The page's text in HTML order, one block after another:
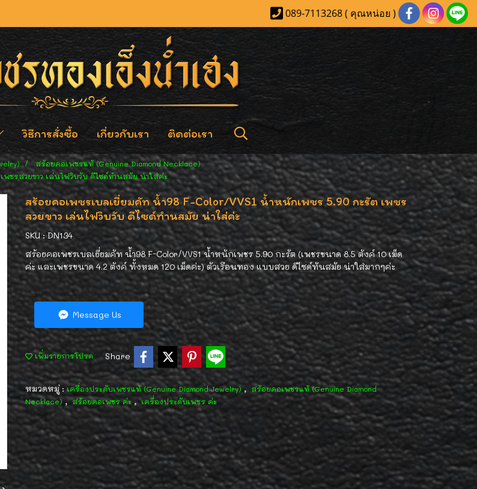
089-7113268 ( คุณหน่อย )
วิธีการสั่งซื้อ เกี่ยวกับเรา ติดต่อเรา
สร้อยคอเพชรแท้ (Genuine Diamond Necklace)
พชรสวยขาว เล่นไฟวิบวับ ดีไซด์ทำนสมัย น่าใส่ค่ะ
สร้อยคอเพชรเบลเยี่ยมคัท น้ำ98 F-Color/VVS1 น้ำหนักเพชร 5.90 กะรัต เพชร
สวยขาว เล่นไฟวิบวับ ดีไซด์ทำนสมัย น่าใส่ค่ะ
SKU : DN134
สร้อยคอเพชรเบลเยี่ยมคัท น้ำ98 F-Color/VVS1 น้ำหนักเพชร 5.90 กะรัต (เพชรขนาด 8.5 ตังค์ 10 เม็ด
ค่ะ และเพชรขนาด 4.2 ตังค์ ทั้งหมด 120 เม็ดค่ะ) ตัวเรือนทอง แบบสวย ดีไซด์ทันสมัย น่าใส่มากๆค่ะ
Message Us
เพิ่มรายการโปรด Share
หมวดหมู่ : เครื่องประดับเพชรแท้ (Genuine Diamond Jewelry), สร้อยคอเพชรแท้ (Genuine Diamond
Necklace), สร้อยคอเพชร ค่ะ , เครื่องประดับเพชร ค่ะ